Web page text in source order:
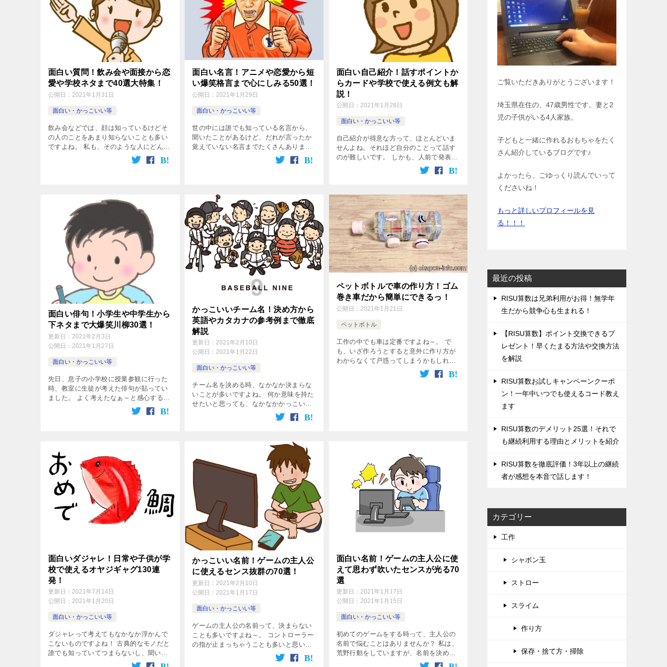
面白い質問！飲み会や面接から恋
愛や学校ネタまで40選大特集！
公開日： 2021年1月31日
面白い・かっこいい等
飲み会などでは、顔は知っているけどそ
の人のことをあまり知らないことも多い
ですよね。 私も、そのような人にどんな
質問をすればいいか悩むことがよくあり
ます(^^; こんな時、面白い質問1つや2つ
面白い名言！アニメや恋愛から短
い爆笑格言まで心にしみる50選！
公開日：2021年1月29日
面白い・かっこいい等
世の中には誰でも知っている名言から、
聞いたことがあるけど、だれが言ったか
覚えていない名言までたくさんあります
よね。 「この名言聞いたことがあるけ
ど、だれが言ってたかな？」とモヤモヤ
面白い自己紹介！話すポイントか
らカードや学校で使える例文も解
説！
公開日： 2021年1月28日
面白い・かっこいい等
自己紹介が得意な方って、ほとんどいま
せんよね。それほど自分のことって話す
のが難しいです。 しかも、人前で発表す
ることが多く、緊張してしまって頭が真
っ白になった方も多いのではないでしょ
[…]
面白い俳句！小学生や中学生から
下ネタまで大爆笑川柳30選！
更新日： 2021年2月3日
公開日： 2021年1月27日
面白い・かっこいい等
先日、息子の小学校に授業参観に行った
時、教室に生徒が考えた俳句が貼ってい
ました。 よく考えたなぁ～と感心するも
のから、思わずぷっと吹き出しちゃいそ
うなモノまで様々でとても面白かったで
かっこいいチーム名！決め方から
英語やカタカナの参考例まで徹底
解説
更新日： 2021年2月10日
公開日： 2021年1月22日
面白い・かっこいい等
チーム名を決める時、なかなか決まらな
いことが多いですよね。 何か意味を持た
せたいと思っても、なかなかかっこいい
言葉が浮かんできません(^^; 私も社会人
野球チームのチーム名を決めたことがあ
ペットボトルで車の作り方！ゴム
巻き車だから簡単にできるっ！
公開日： 2021年1月21日
ペットボトル
工作の中でも車は定番ですよね～。 で
も、いざ作ろうとすると意外に作り方が
わからなくて戸惑ってしまうかもしれま
せん。 そこで、ペットボトルを使った簡
単な車の作り方をご紹介します！ 輪ゴム
面白いダジャレ！日常や子供が学
校で使えるオヤジギャグ130連
発！
更新日： 2021年7月14日
公開日： 2021年1月20日
面白い・かっこいい等
ダジャレって考えてもなかなか浮かんで
こないものですよね！ 古典的なモノだと
誰でも知っていてつまらないし、聞いた
ことがないようなダジャレも思い浮かび
かっこいい名前！ゲームの主人公
に使えるセンス抜群の70選！
更新日： 2021年2月10日
公開日： 2021年1月17日
面白い・かっこいい等
ゲームの主人公の名前って、決まらない
ことも多いですよね～。 コントローラー
の指が止まっちゃうことも多いと思いま
す！ そこで、ゲームの主人公の名前で悩
まないようにかっこいいセンスがある名
面白い名前！ゲームの主人公に使
えて思わず吹いたセンスが光る70
選
更新日： 2021年1月17日
公開日： 2021年1月15日
面白い・かっこいい等
初めてのゲームをする時って、主人公の
名前で悩むことはありませんか？ 私は、
荒野行動をしていますが、名前を決める
時はとても悩んだものです。 迷ったあげ
ご覧いただきありがとうございます！
埼玉県在住の、47歳男性です。妻と2
児の子供がいる4人家族。
子どもと一緒に作れるおもちゃをたく
さん紹介しているブログです♪
よかったら、ごゆっくり読んでいって
くださいね！
もっと詳しいプロフィールを見
る！！！
最近の投稿
‌RISU算数は兄弟利用がお得！無学年
生だから競争心も生まれる！
‌【RISU算数】ポイント交換できるプ
レゼント！早くたまる方法や交換方法
を解説
‌RISU算数お試しキャンペーンクーポ
ン！一年中いつでも使えるコード教え
ます
‌RISU算数のデメリット25選！それで
も継続利用する理由とメリットを紹介
RISU算数を徹底評価！‌3年以上の継続
者が感想を本音で話します！
カテゴリー
工作
シャボン玉
ストロー
スライム
作り方
保存・捨て方・掃除